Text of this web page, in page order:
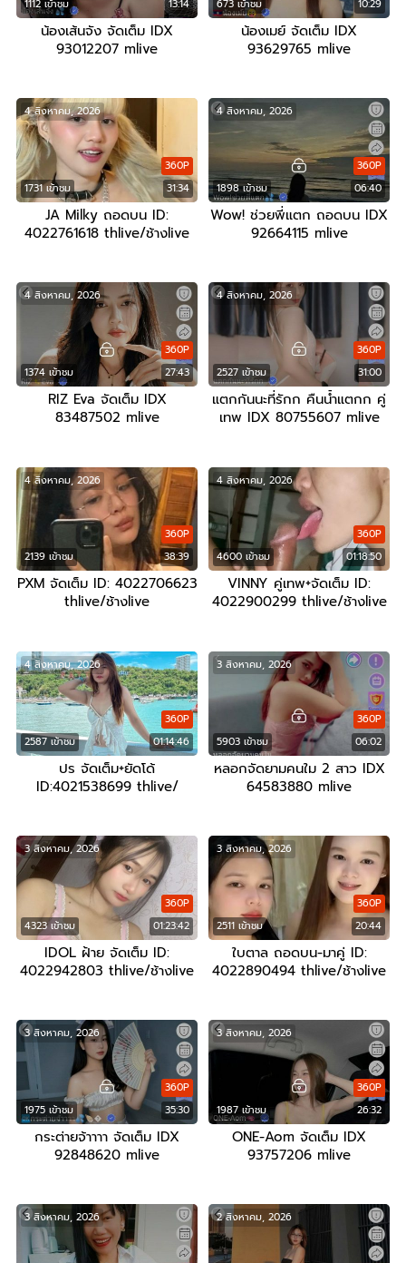
1112 เข้าชม 13:14
น้องเส้นจัง จัดเต็ม IDX
93012207 mlive
673 เข้าชม 10:29
น้องเมย์ จัดเต็ม IDX
93629765 mlive
1731 เข้าชม 31:34
360P
4 สิงหาคม, 2026
JA Milky ถอดบน ID:
4022761618 thlive/ช้างlive
1898 เข้าชม 06:40
360P
4 สิงหาคม, 2026
Wow! ช่วยพี่แตก ถอดบน IDX
92664115 mlive
1374 เข้าชม 27:43
360P
4 สิงหาคม, 2026
RIZ Eva จัดเต็ม IDX
83487502 mlive
2527 เข้าชม 31:00
360P
4 สิงหาคม, 2026
แตกกันนะที่รักก คืนน้ำแตกก คู่
เทพ IDX 80755607 mlive
2139 เข้าชม 38:39
360P
4 สิงหาคม, 2026
PXM จัดเต็ม ID: 4022706623
thlive/ช้างlive
4600 เข้าชม 01:18:50
360P
4 สิงหาคม, 2026
VINNY คู่เทพ+จัดเต็ม ID:
4022900299 thlive/ช้างlive
2587 เข้าชม 01:14:46
360P
4 สิงหาคม, 2026
ปร จัดเต็ม+ยัดโด้
ID:4021538699 thlive/
5903 เข้าชม 06:02
360P
3 สิงหาคม, 2026
หลอกจัดยามคนใม 2 สาว IDX
64583880 mlive
4323 เข้าชม 01:23:42
360P
3 สิงหาคม, 2026
IDOL ฝ้าย จัดเต็ม ID:
4022942803 thlive/ช้างlive
2511 เข้าชม 20:44
360P
3 สิงหาคม, 2026
ใบตาล ถอดบน-มาคู่ ID:
4022890494 thlive/ช้างlive
1975 เข้าชม 35:30
360P
3 สิงหาคม, 2026
กระต่ายจ้าาาา จัดเต็ม IDX
92848620 mlive
1987 เข้าชม 26:32
360P
3 สิงหาคม, 2026
ONE-Aom จัดเต็ม IDX
93757206 mlive
3 สิงหาคม, 2026 2 สิงหาคม, 2026